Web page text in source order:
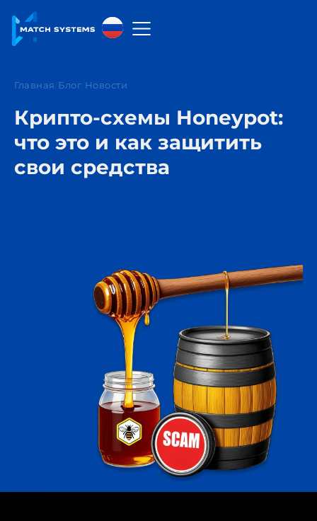
Русский
Français
Главная Блог Новости
Крипто-схемы Honeypot:
что это и как защитить
свои средства